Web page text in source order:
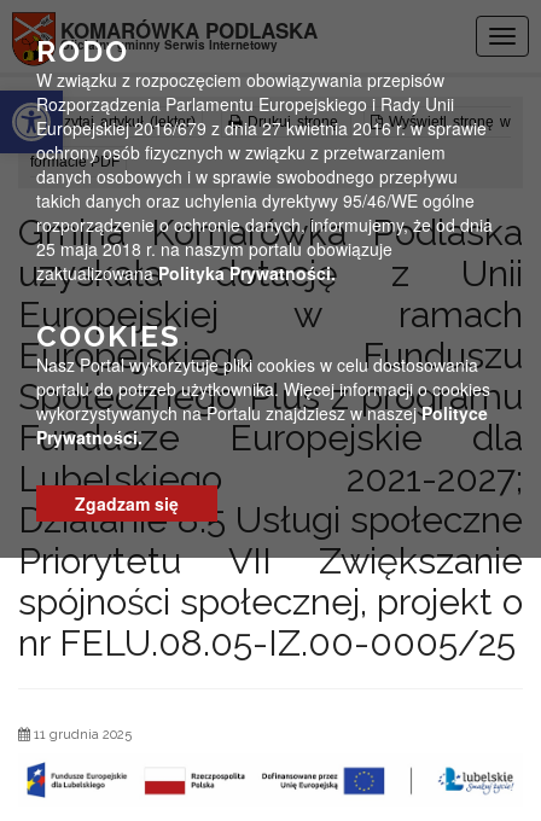
Otwórz pasek narzędzi
KOMARÓWKA PODLASKA
Oficjalny gminny Serwis Internetowy
Czytaj artykuł (lektor) Drukuj stronę Wyświetl stronę w
formacie PDF
Gmina Komarówka Podlaska
uzyskała dotację z Unii
Europejskiej w ramach
Europejskiego Funduszu
Społecznego Plus z programu
Fundusze Europejskie dla
Lubelskiego 2021-2027;
Działanie 8.5 Usługi społeczne
Priorytetu VII Zwiększanie
spójności społecznej, projekt o
nr FELU.08.05-IZ.00-0005/25
11 grudnia 2025
RODO
W związku z rozpoczęciem obowiązywania przepisów
Rozporządzenia Parlamentu Europejskiego i Rady Unii
Europejskiej 2016/679 z dnia 27 kwietnia 2016 r. w sprawie
ochrony osób fizycznych w związku z przetwarzaniem
danych osobowych i w sprawie swobodnego przepływu
takich danych oraz uchylenia dyrektywy 95/46/WE ogólne
rozporządzenie o ochronie danych, informujemy, że od dnia
25 maja 2018 r. na naszym portalu obowiązuje
zaktualizowanaPolityka Prywatności.
COOKIES
Nasz Portal wykorzytuje pliki cookies w celu dostosowania
portalu do potrzeb użytkownika. Więcej informacji o cookies
wykorzystywanych na Portalu znajdziesz w naszejPolityce
Prywatności.
Zgadzam się